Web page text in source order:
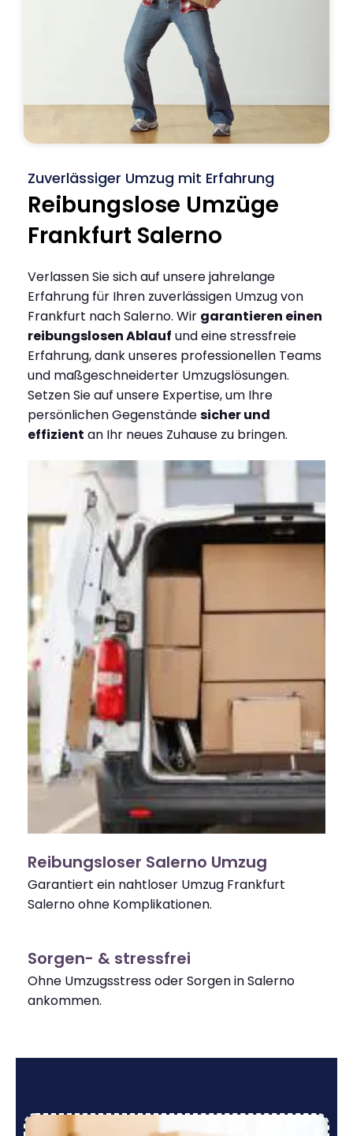
Zuverlässiger Umzug mit Erfahrung
Reibungslose Umzüge
Frankfurt Salerno
Verlassen Sie sich auf unsere jahrelange
Erfahrung für Ihren zuverlässigen Umzug von
Frankfurt nach Salerno. Wir garantieren einen
reibungslosen Ablauf und eine stressfreie
Erfahrung, dank unseres professionellen Teams
und maßgeschneiderter Umzugslösungen.
Setzen Sie auf unsere Expertise, um Ihre
persönlichen Gegenständesicher und
effizient an Ihr neues Zuhause zu bringen.
Reibungsloser Salerno Umzug
Garantiert ein nahtloser Umzug Frankfurt
Salerno ohne Komplikationen.
Sorgen- & stressfrei
Ohne Umzugsstress oder Sorgen in Salerno
ankommen.